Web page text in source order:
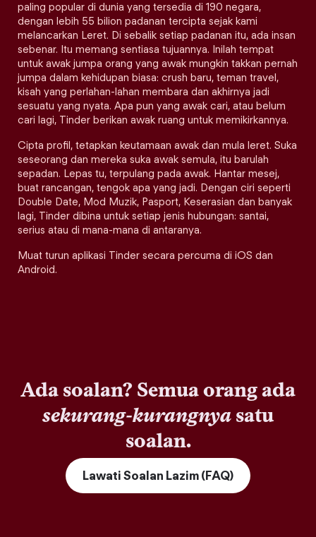
paling popular di dunia yang tersedia di 190 negara,
dengan lebih 55 bilion padanan tercipta sejak kami
melancarkan Leret. Di sebalik setiap padanan itu, ada insan
sebenar. Itu memang sentiasa tujuannya. Inilah tempat
untuk awak jumpa orang yang awak mungkin takkan pernah
jumpa dalam kehidupan biasa: crush baru, teman travel,
kisah yang perlahan-lahan membara dan akhirnya jadi
sesuatu yang nyata. Apa pun yang awak cari, atau belum
cari lagi, Tinder berikan awak ruang untuk memikirkannya.
Cipta profil, tetapkan keutamaan awak dan mula leret. Suka
seseorang dan mereka suka awak semula, itu barulah
sepadan. Lepas tu, terpulang pada awak. Hantar mesej,
buat rancangan, tengok apa yang jadi. Dengan ciri seperti
Double Date, Mod Muzik, Pasport, Keserasian dan banyak
lagi, Tinder dibina untuk setiap jenis hubungan: santai,
serius atau di mana-mana di antaranya.
Muat turun aplikasi Tinder secara percuma di iOS dan
Android.
Ada soalan? Semua orang ada
sekurang-kurangnya satu
soalan.
Lawati Soalan Lazim (FAQ)